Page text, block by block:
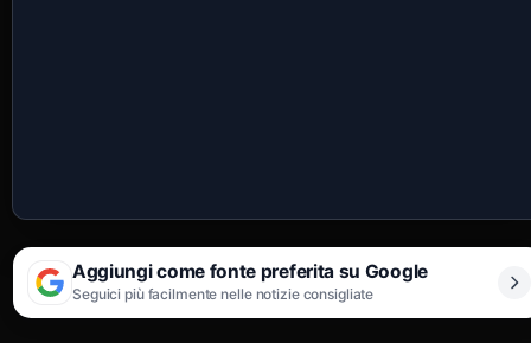
Aggiungi come fonte preferita su Google
Seguici più facilmente nelle notizie consigliate